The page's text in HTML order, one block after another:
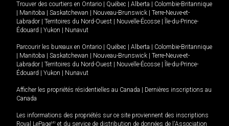
Trouver des courtiers en Ontario Québec Alberta
Colombie-Britannique
Manitoba Saskatchewan Nouveau-Brunswick
Terre-Neuve-et-
Labrador
Territoires du Nord-Ouest Nouvelle-Écosse
Île-du-Prince-
Édouard
Yukon Nunavut
Parcourir les bureaux en Ontario Québec Alberta
Colombie-Britannique
Manitoba Saskatchewan Nouveau-Brunswick
Terre-Neuve-et-
Labrador
Territoires du Nord-Ouest Nouvelle-Écosse
Île-du-Prince-
Édouard
Yukon Nunavut
Afficher les propriétés résidentielles au Canada
Dernières inscriptions au
Canada
Les informations des propriétés sur ce site proviennent des inscriptions
Royal LePageMD et du service de distribution de données de l'Association